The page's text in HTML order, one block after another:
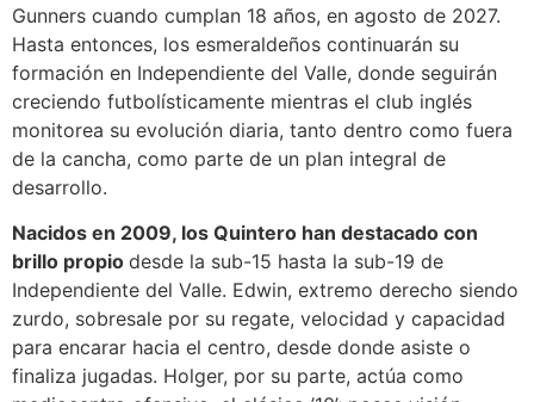
Gunners cuando cumplan 18 años, en agosto de 2027.
Hasta entonces, los esmeraldeños continuarán su
formación en Independiente del Valle, donde seguirán
creciendo futbolísticamente mientras el club inglés
monitorea su evolución diaria, tanto dentro como fuera
de la cancha, como parte de un plan integral de
desarrollo.
Nacidos en 2009, los Quintero han destacado con
brillo propio desde la sub-15 hasta la sub-19 de
Independiente del Valle. Edwin, extremo derecho siendo
zurdo, sobresale por su regate, velocidad y capacidad
para encarar hacia el centro, desde donde asiste o
finaliza jugadas. Holger, por su parte, actúa como